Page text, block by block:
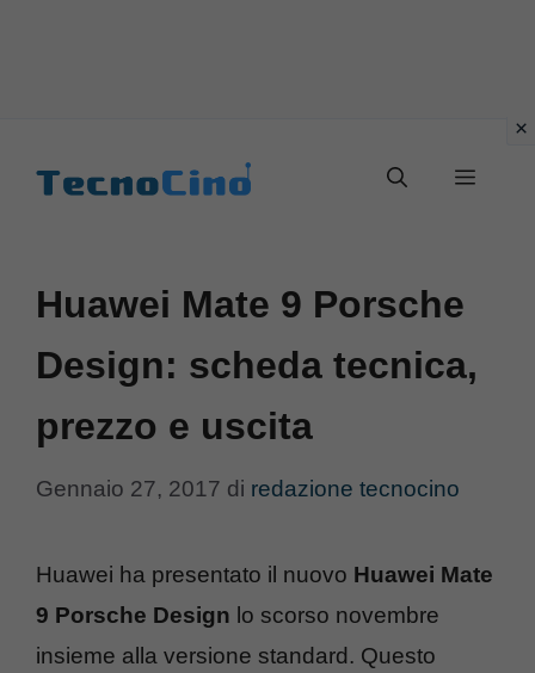
Menu
Huawei Mate 9 Porsche
Design: scheda tecnica,
prezzo e uscita
Gennaio 27, 2017 di redazione tecnocino
Huawei ha presentato il nuovo Huawei Mate
9 Porsche Design lo scorso novembre
insieme alla versione standard. Questo